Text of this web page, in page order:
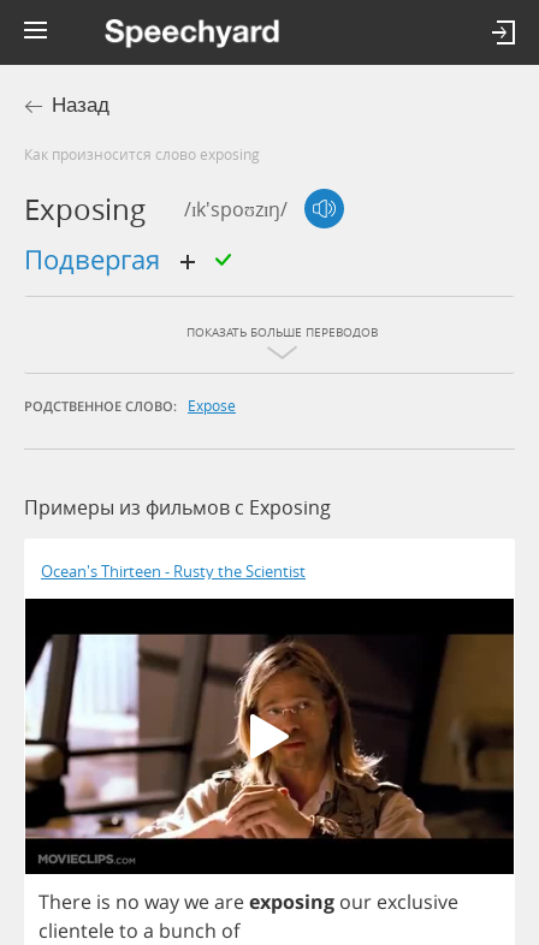
Назад
Как произносится слово exposing
Exposing /ɪk'spoʊzɪŋ/
подвергая
ПОКАЗАТЬ БОЛЬШЕ ПЕРЕВОДОВ
РОДСТВЕННОЕ СЛОВО: Expose
Примеры из фильмов c Exposing
Ocean's Thirteen - Rusty the Scientist
There is no wayweareexposing our exclusive
clienteleto a bunch of